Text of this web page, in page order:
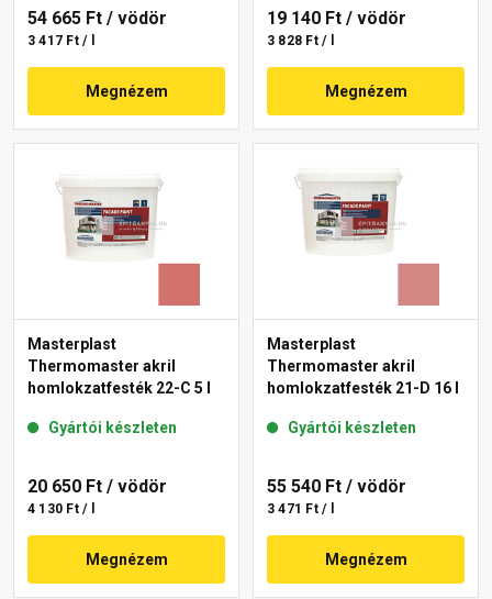
54 665 Ft / vödör
3 417 Ft / l
Megnézem
19 140 Ft / vödör
3 828 Ft / l
Megnézem
Masterplast
Thermomaster akril
homlokzatfesték 22-C 5 l
Gyártói készleten
20 650 Ft / vödör
4 130 Ft / l
Megnézem
Masterplast
Thermomaster akril
homlokzatfesték 21-D 16 l
Gyártói készleten
55 540 Ft / vödör
3 471 Ft / l
Megnézem